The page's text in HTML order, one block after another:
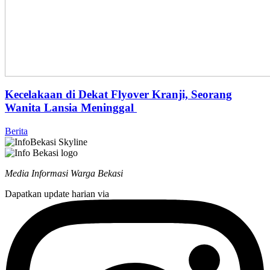
Kecelakaan di Dekat Flyover Kranji, Seorang
Wanita Lansia Meninggal
Berita
Media Informasi Warga Bekasi
Dapatkan update harian via